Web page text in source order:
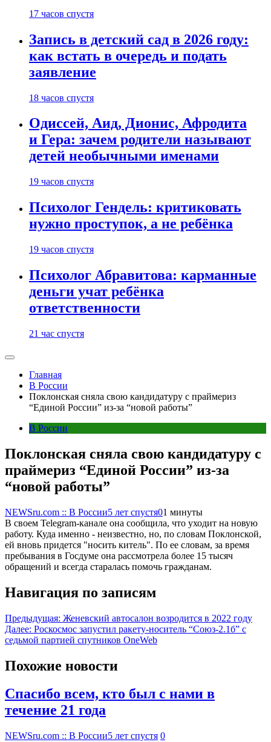
17 часов спустя
Запись в детский сад в 2026 году:
как встать в очередь и подать
заявление
18 часов спустя
Одиссей, Аид, Дионис, Афродита
и Гера: зачем родители называют
детей необычными именами
19 часов спустя
Психолог Гендель: критиковать
нужно проступок, а не ребёнка
19 часов спустя
Психолог Абравитова: карманные
деньги учат ребёнка
ответственности
21 час спустя
Главная
В России
Поклонская сняла свою кандидатуру с праймериз
“Единой России” из-за “новой работы”
В России
Поклонская сняла свою кандидатуру с
праймериз “Единой России” из-за
“новой работы”
NEWSru.com :: В России5 лет спустя01 минуты
В своем Telegram-канале она сообщила, что уходит на новую
работу. Куда именно - неизвестно, но, по словам Поклонской,
ей вновь придется "носить китель". По ее словам, за время
пребывания в Госдуме она рассмотрела более 15 тысяч
обращений и всегда старалась помочь гражданам.
Навигация по записям
Предыдущая: Женевский автосалон возродится в 2022 году
Далее: Роскосмос запустил ракету-носитель “Союз-2.1б” с
седьмой партией спутников OneWeb
Похожие новости
Спасибо всем, кто был с нами в
течение 21 года
NEWSru.com :: В России5 лет спустя 0